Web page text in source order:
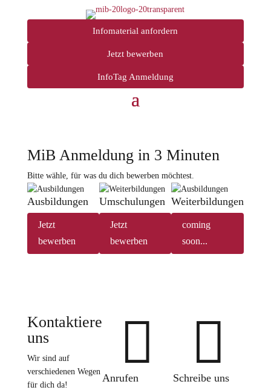
Infomaterial anfordern
Jetzt bewerben
InfoTag Anmeldung
MiB Anmeldung in 3 Minuten
Bitte wähle, für was du dich bewerben möchtest.
Ausbildungen
Jetzt
bewerben
Umschulungen
Jetzt
bewerben
Weiterbildungen
coming
soon...
Kontaktiere
uns
Wir sind auf
verschiedenen Wegen
für dich da!

Anrufen

Schreibe uns